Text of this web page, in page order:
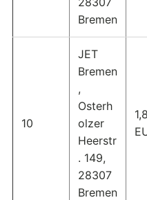
Bremen
10
JET
Bremen
,
Osterh
olzer
Heerstr
. 149,
28307
Bremen